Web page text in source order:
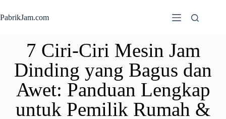
PabrikJam.com
7 Ciri-Ciri Mesin Jam
Dinding yang Bagus dan
Awet: Panduan Lengkap
untuk Pemilik Rumah &